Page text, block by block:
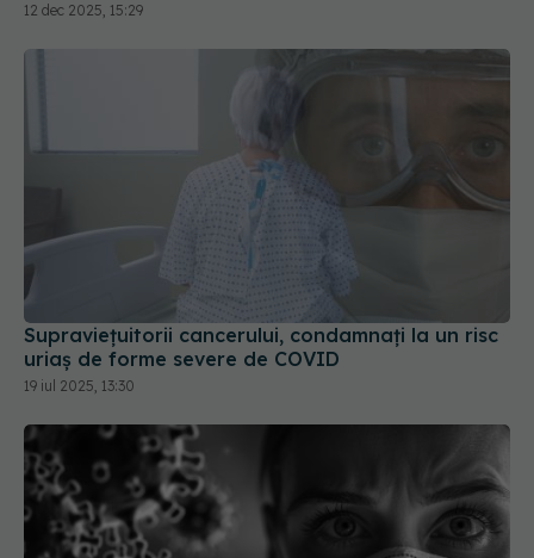
12 dec 2025, 15:29
Supraviețuitorii cancerului, condamnați la un risc
uriaș de forme severe de COVID
19 iul 2025, 13:30